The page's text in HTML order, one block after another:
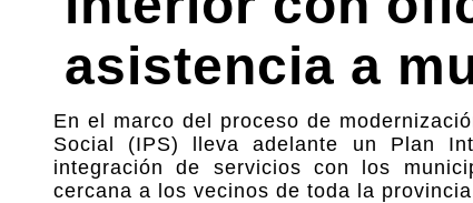
asistencia a
En el marco del proceso de
Social (IPS) lleva adelante un Plan
integración de servicios con los
cercana a los vecinos de toda la